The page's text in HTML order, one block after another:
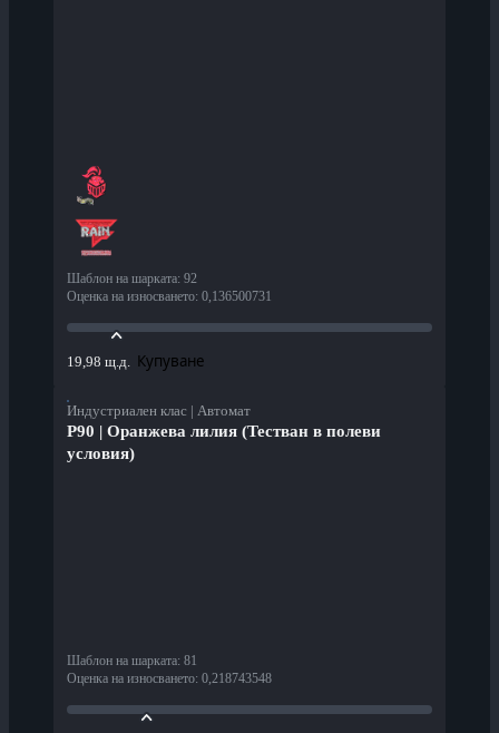
Шаблон на шарката: 92
Оценка на износването: 0,136500731
19,98 щ.д. Купуване
Индустриален клас | Автомат
P90 | Оранжева лилия (Тестван в полеви
условия)
Шаблон на шарката: 81
Оценка на износването: 0,218743548